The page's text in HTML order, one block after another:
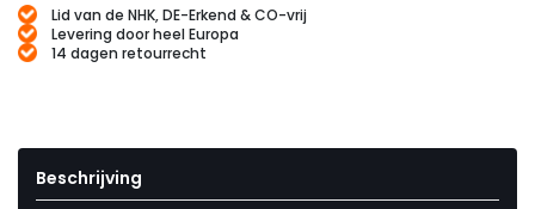
Lid van de NHK, DE-Erkend & CO-vrij
Levering door heel Europa
14 dagen retourrecht
Beschrijving